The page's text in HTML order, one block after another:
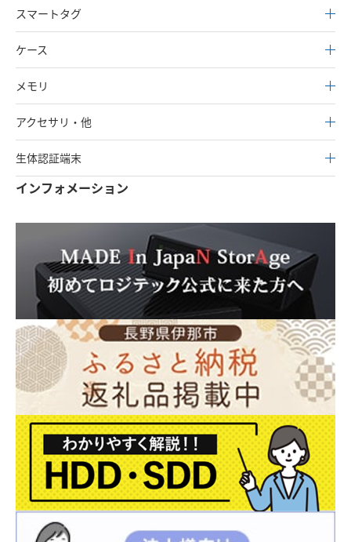
スマートタグ
ケース
メモリ
アクセサリ・他
生体認証端末
インフォメーション